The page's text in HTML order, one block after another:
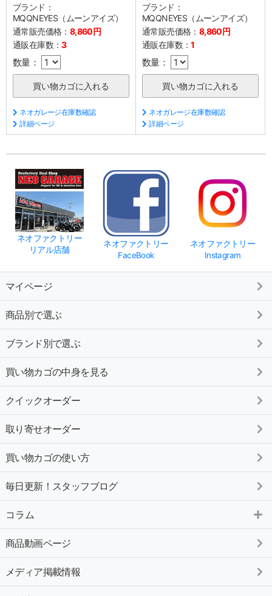
ブランド：
MQQNEYES（ムーンアイズ）
通常販売価格： 8,860円
通販在庫数：3
数量：
ネオガレージ在庫数確認
詳細ページ
ブランド：
MQQNEYES（ムーンアイズ）
通常販売価格： 8,860円
通販在庫数：1
数量：
ネオガレージ在庫数確認
詳細ページ
ネオファクトリー
リアル店舗
ネオファクトリー
FaceBook
ネオファクトリー
Instagram
マイページ
商品別で選ぶ
ブランド別で選ぶ
買い物カゴの中身を見る
クイックオーダー
取り寄せオーダー
買い物カゴの使い方
毎日更新！スタッフブログ
コラム
商品動画ページ
メディア掲載情報